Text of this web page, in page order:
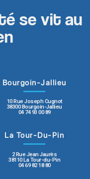
se vit au
Bourgoin-Jallieu
10 Rue Joseph Cugnot
38300 Bourgoin-Jallieu
04 74 93 00 89
La Tour-Du-Pin
2 Rue Jean Jaurès
38110 La Tour-du-Pin
04 69 82 18 80